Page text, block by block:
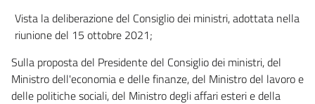
10
11 bis
11 ter
Vista la deliberazione del Consiglio dei ministri, adottata nella
riunione del 15 ottobre 2021;
Sulla proposta del Presidente del Consiglio dei ministri, del
Ministro dell'economia e delle finanze, del Ministro del lavoro e
delle politiche sociali, del Ministro degli affari esteri e della